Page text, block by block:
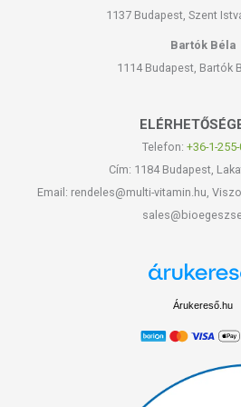
1137 Budapest, Szent
Bartók Béla
1114 Budapest, Bartók
Telefon: +36-1-
Cím: 1184 Budapest,
Email: rendeles@multi-vitamin.hu,
Árukereső.hu